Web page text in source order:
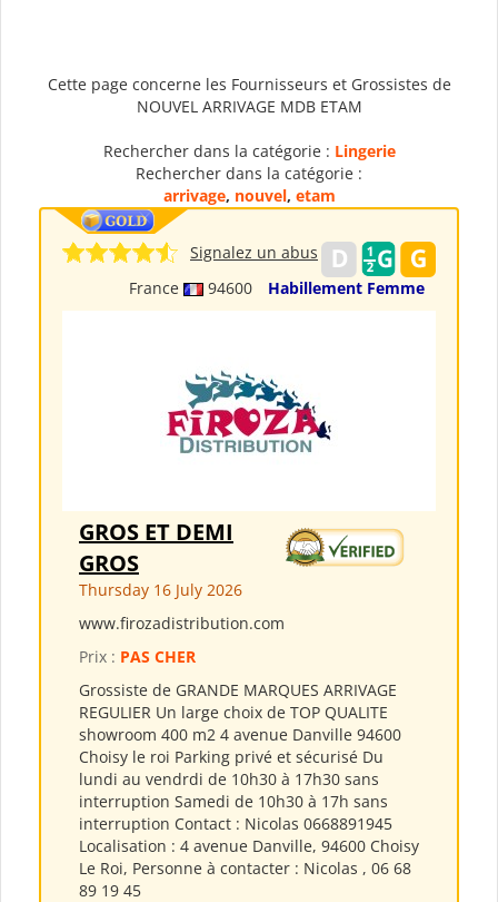
Cette page concerne les Fournisseurs et Grossistes de
NOUVEL ARRIVAGE MDB ETAM
Rechercher dans la catégorie : Lingerie
Rechercher dans la catégorie :
arrivage, nouvel, etam
France 94600 Habillement Femme
Signalez un abus
GROS ET DEMI
GROS
Thursday 16 July 2026
www.firozadistribution.com
Prix : PAS CHER
Grossiste de GRANDE MARQUES ARRIVAGE
REGULIER Un large choix de TOP QUALITE
showroom 400 m2 4 avenue Danville 94600
Choisy le roi Parking privé et sécurisé Du
lundi au vendrdi de 10h30 à 17h30 sans
interruption Samedi de 10h30 à 17h sans
interruption Contact : Nicolas 0668891945
Localisation : 4 avenue Danville, 94600 Choisy
Le Roi, Personne à contacter : Nicolas , 06 68
89 19 45